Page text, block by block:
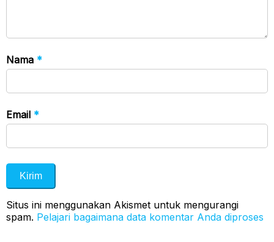
Nama *
Email *
Situs ini menggunakan Akismet untuk mengurangi
spam. Pelajari bagaimana data komentar Anda diproses